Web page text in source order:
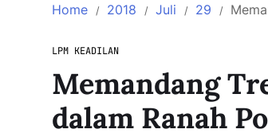
Home 2018 Juli 29
LPM KEADILAN
Memandang
dalam Ranah